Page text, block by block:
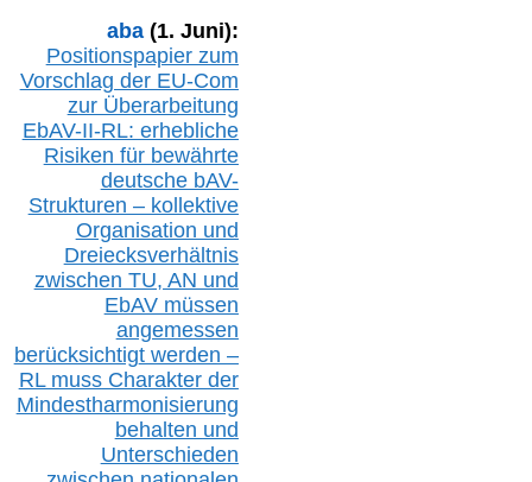
aba(1. Juni):
Positionspapier zum
Vorschlag der EU-Com
zur Überarbeitung
EbAV-II-RL: erhebliche
Risiken für bewährte
deutsche bAV-
Strukturen – kollektive
Organisation und
Dreiecksverhältnis
zwischen TU, AN und
EbAV müssen
angemessen
berücksichtigt werden –
RL mussCharakter der
Mindestharmonisierung
behalten und
Unterschieden